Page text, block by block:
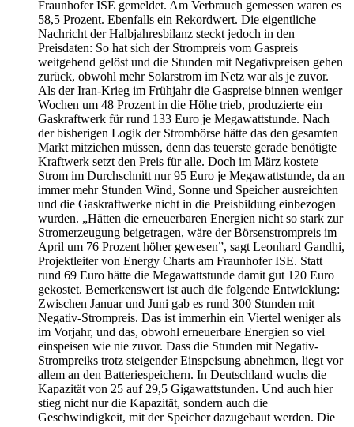
Fraunhofer ISE gemeldet. Am Verbrauch gemessen waren es
58,5 Prozent. Ebenfalls ein Rekordwert. Die eigentliche
Nachricht der Halbjahresbilanz steckt jedoch in den
Preisdaten: So hat sich der Strompreis vom Gaspreis
weitgehend gelöst und die Stunden mit Negativpreisen gehen
zurück, obwohl mehr Solarstrom im Netz war als je zuvor.
Als der Iran-Krieg im Frühjahr die Gaspreise binnen weniger
Wochen um 48 Prozent in die Höhe trieb, produzierte ein
Gaskraftwerk für rund 133 Euro je Megawattstunde. Nach
der bisherigen Logik der Strombörse hätte das den gesamten
Markt mitziehen müssen, denn das teuerste gerade benötigte
Kraftwerk setzt den Preis für alle. Doch im März kostete
Strom im Durchschnitt nur 95 Euro je Megawattstunde, da an
immer mehr Stunden Wind, Sonne und Speicher ausreichten
und die Gaskraftwerke nicht in die Preisbildung einbezogen
wurden. „Hätten die erneuerbaren Energien nicht so stark zur
Stromerzeugung beigetragen, wäre der Börsenstrompreis im
April um 76 Prozent höher gewesen”, sagt Leonhard Gandhi,
Projektleiter von Energy Charts am Fraunhofer ISE. Statt
rund 69 Euro hätte die Megawattstunde damit gut 120 Euro
gekostet. Bemerkenswert ist auch die folgende Entwicklung:
Zwischen Januar und Juni gab es rund 300 Stunden mit
Negativ-Strompreis. Das ist immerhin ein Viertel weniger als
im Vorjahr, und das, obwohl erneuerbare Energien so viel
einspeisen wie nie zuvor. Dass die Stunden mit Negativ-
Strompreiks trotz steigender Einspeisung abnehmen, liegt vor
allem an den Batteriespeichern. In Deutschland wuchs die
Kapazität von 25 auf 29,5 Gigawattstunden. Und auch hier
stieg nicht nur die Kapazität, sondern auch die
Geschwindigkeit, mit der Speicher dazugebaut werden. Die